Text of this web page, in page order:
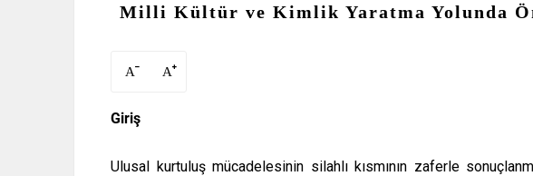
Milli Kültür ve Kimlik Yaratma Yolunda
A A
Giriş
Ulusal kurtuluş mücadelesinin silahlı kısmının zaferle